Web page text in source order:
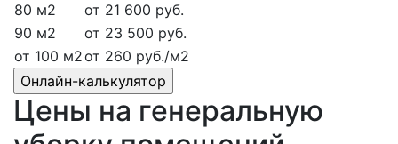
80 м2
от 21 600 руб.
90 м2
от 23 500 руб.
от 100 м2от 260 руб./м2
Цены на генеральную